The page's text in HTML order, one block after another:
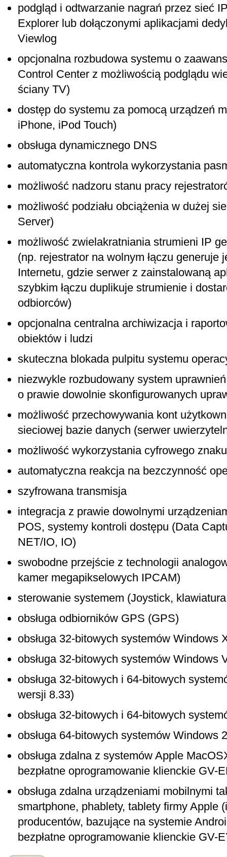
podgląd i odtwarzanie nagrań przez sieć
Explorer lub dołączonymi aplikacjami
Viewlog
opcjonalna rozbudowa systemu o
Control Center z możliwością podglądu
ściany TV)
dostęp do systemu za pomocą urządzeń
iPhone, iPod Touch)
obsługa dynamicznego DNS
automatyczna kontrola wykorzystania
możliwość nadzoru stanu pracy
możliwość podziału obciążenia w dużej
Server)
możliwość zwielakratniania strumieni IP
(np. rejestrator na wolnym łączu generuje
Internetu, gdzie serwer z zainstalowaną
szybkim łączu duplikuje strumienie i
odbiorców)
opcjonalna centralna archiwizacja i
obiektów i ludzi
skuteczna blokada pulpitu systemu
niezwykle rozbudowany system
o prawie dowolnie skonfigurowanych
możliwość przechowywania kont
sieciowej bazie danych (serwer
możliwość wykorzystania cyfrowego
automatyczna reakcja na bezczynność
szyfrowana transmisja
integracja z prawie dowolnymi
POS, systemy kontroli dostępu (Data
NET/IO, IO)
swobodne przejście z technologii
kamer megapikselowych IPCAM)
sterowanie systemem (Joystick,
obsługa odbiorników GPS (GPS)
obsługa 32-bitowych systemów Windows
obsługa 32-bitowych systemów Windows
obsługa 32-bitowych i 64-bitowych
wersji 8.33)
obsługa 32-bitowych i 64-bitowych
obsługa 64-bitowych systemów Windows
obsługa zdalna z systemów Apple
bezpłatne oprogramowanie klienckie GV-
obsługa zdalna urządzeniami mobilnymi
smartphone, phablety, tablety firmy Apple
producentów, bazujące na systemie
bezpłatne oprogramowanie klienckie GV-